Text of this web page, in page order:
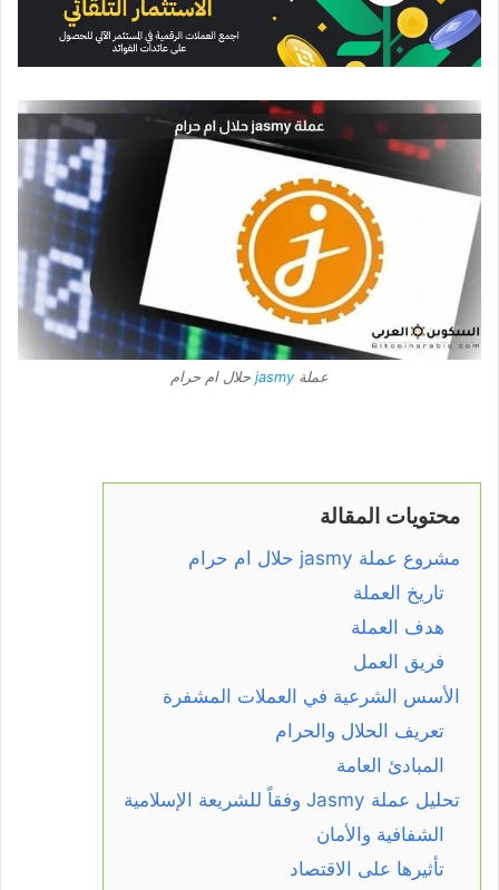
عملةjasmy حلال ام حرام
محتويات المقالة
مشروع عملة jasmy حلال ام حرام
تاريخ العملة
هدف العملة
فريق العمل
الأسس الشرعية في العملات المشفرة
تعريف الحلال والحرام
المبادئ العامة
تحليل عملة Jasmy وفقاً للشريعة الإسلامية
الشفافية والأمان
تأثيرها على الاقتصاد